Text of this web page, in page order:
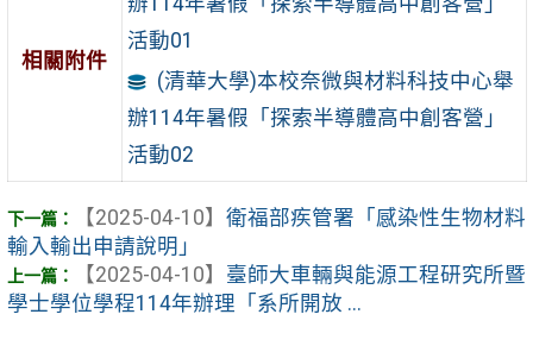
相關附件
活動01
(清華大學)本校奈微與材料科技中心舉
辦114年暑假「探索半導體高中創客營」
活動02
【2025-04-10】 衛福部疾管署「感染性生物材料
輸入輸出申請說明」
【2025-04-10】 臺師大車輛與能源工程研究所暨
學士學位學程114年辦理「系所開放 ...